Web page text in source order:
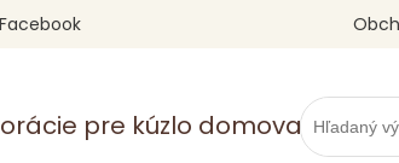
pre kúzlo domova
Facebook